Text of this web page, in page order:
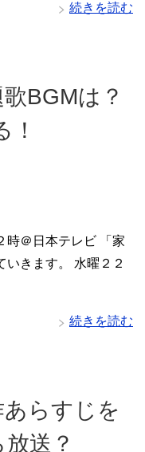
続きを読む
BGMは？
！
時＠日本テレビ 「家
いきます。 水曜２２
続きを読む
らすじを
送？